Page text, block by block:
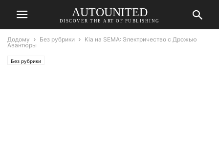
AUTOUNITED
DISCOVER THE ART OF PUBLISHING
Додому Без рубрики
Kia на SEMA: Электричество с Дрожью
Авантюры
Без рубрики